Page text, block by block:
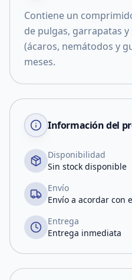
Contiene un
de pulgas, garrapatas
(ácaros, nemátodos y
meses.
Información del
Disponibilidad
Sin stock disponible
Envío
Envío a acordar con
Entrega
Entrega inmediata